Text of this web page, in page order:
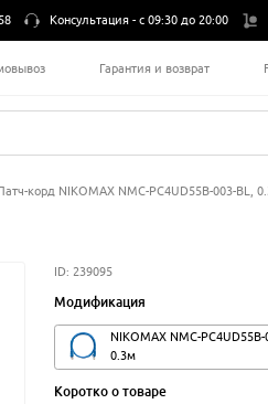
Консультация -с 09:30 до 20:00
Гарантия и возврат
корд NIKOMAX NMC-PC4UD55B-003-BL,
ID: 239095
Модификация
NIKOMAX NMC-PC4UD55B-
0.3м
Коротко о товаре